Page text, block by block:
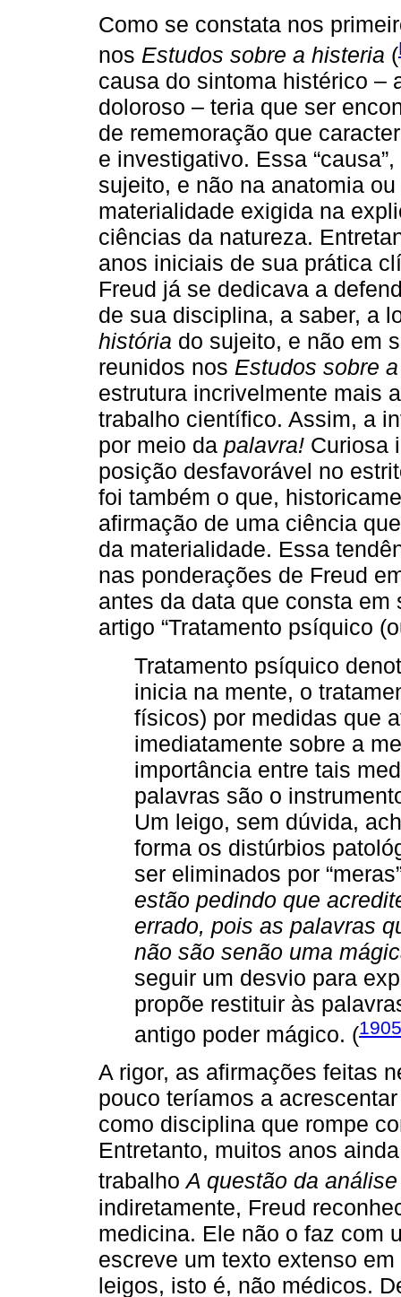
Como se constata nos
nos Estudos sobre a histeria (
causa do sintoma histérico –
doloroso – teria que ser
de rememoração que
e investigativo. Essa
sujeito, e não na anatomia
materialidade exigida na
ciências da natureza.
anos iniciais de sua prática
Freud já se dedicava a
de sua disciplina, a saber, a
história do sujeito, e não em
reunidos nos Estudos sobre
estrutura incrivelmente mais
trabalho científico. Assim, a
por meio da palavra! Curiosa
posição desfavorável no
foi também o que,
afirmação de uma ciência
da materialidade. Essa
nas ponderações de Freud
antes da data que consta
artigo “Tratamento psíquico
Tratamento psíquico
inicia na mente, o
físicos) por medidas que
imediatamente sobre a
importância entre tais
palavras são o
Um leigo, sem dúvida,
forma os distúrbios
ser eliminados por
estão pedindo que
errado, pois as palavras
não são senão uma
seguir um desvio para
propõe restituir às
antigo poder mágico. (
A rigor, as afirmações feitas
pouco teríamos a
como disciplina que rompe
Entretanto, muitos anos
trabalhoA questão da
indiretamente, Freud
medicina. Ele não o faz com
escreve um texto extenso
leigos, isto é, não médicos.